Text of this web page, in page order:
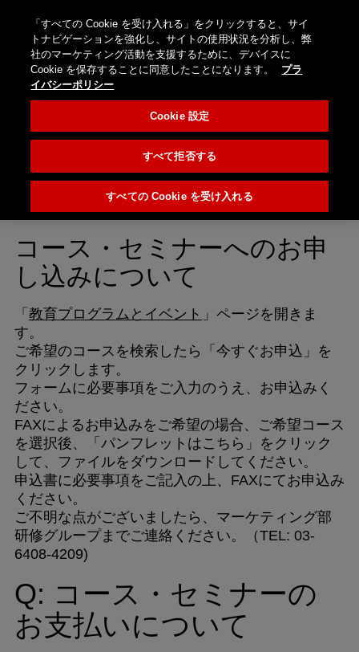
ン
ラ
イ
ン
ス
ア
ロ
グ
イ
登
ブロ
グ
（海
イ
ト）
お
問
い
わ
国
を
選
し
く
さ
Nobel
Biocare
検
索
Menu
コース・セミナー－よ
くあるご質問（FAQ）
Q: お申し込みについて
コース・セミナーへのお申
し込みについて
「 教育プログラムとイベント 」ページを開きま
す。
ご希望のコースを検索したら「今すぐお申込」を
クリックします。
フォームに必要事項をご入力のうえ、お申込みく
ださい。
FAXによるお申込みをご希望の場合、ご希望コース
を選択後、「パンフレットはこちら」をクリック
して、ファイルをダウンロードしてください。
申込書に必要事項をご記入の上、FAXにてお申込み
ください。
ご不明な点がございましたら、マーケティング部
研修グループまでご連絡ください。（TEL: 03-
6408-4209)
Q: コース・セミナーの
お支払いについて
「すべての Cookie を受け入れる」をクリックすると、サイ
トナビゲーションを強化し、サイトの使用状況を分析し、弊
社のマーケティング活動を支援するために、デバイスに
Cookie を保存することに同意したことになります。
プラ
イバシーポリシー
Cookie 設定
すべて拒否する
すべての Cookie を受け入れる